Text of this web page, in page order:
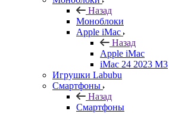
Назад
Моноблоки
Apple iMac
Назад
Apple iMac
iMac 24 2023 M3
Игрушки Labubu
Смартфоны
Назад
Смартфоны